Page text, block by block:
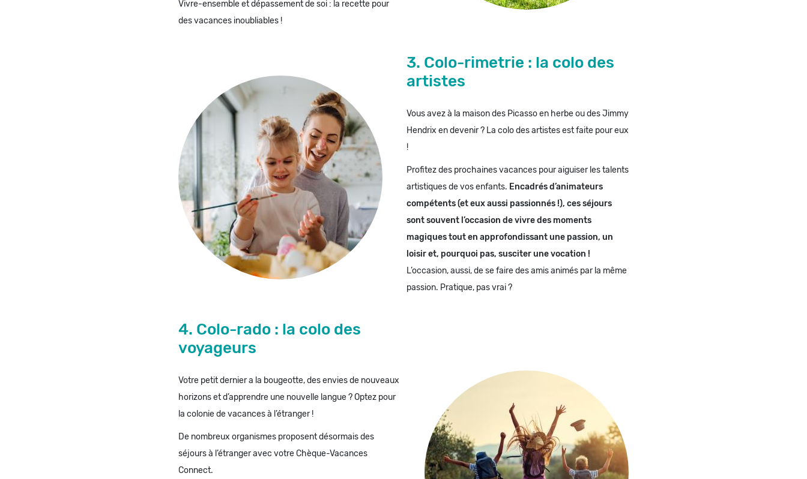
Vivre-ensemble et dépassement de soi : la recette pour
des vacances inoubliables !
3. Colo-rimetrie : la colo des
artistes
Vous avez à la maison des Picasso en herbe ou des Jimmy
Hendrix en devenir ? La colo des artistes est faite pour eux
!
Profitez des prochaines vacances pour aiguiser les talents
artistiques de vos enfants. Encadrés d’animateurs
compétents (et eux aussi passionnés !), ces séjours
sont souvent l’occasion de vivre des moments
magiques tout en approfondissant une passion, un
loisir et, pourquoi pas, susciter une vocation !
L’occasion, aussi, de se faire des amis animés par la même
passion. Pratique, pas vrai ?
4. Colo-rado : la colo des
voyageurs
Votre petit dernier a la bougeotte, des envies de nouveaux
horizons et d’apprendre une nouvelle langue ? Optez pour
la colonie de vacances à l’étranger !
De nombreux organismes proposent désormais des
séjours à l’étranger avec votre Chèque-Vacances
Connect.